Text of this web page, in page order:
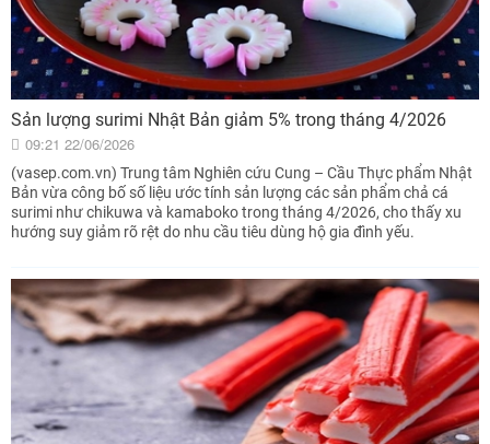
Sản lượng surimi Nhật Bản giảm 5% trong tháng 4/2026
09:21 22/06/2026
(vasep.com.vn) Trung tâm Nghiên cứu Cung – Cầu Thực phẩm Nhật
Bản vừa công bố số liệu ước tính sản lượng các sản phẩm chả cá
surimi như chikuwa và kamaboko trong tháng 4/2026, cho thấy xu
hướng suy giảm rõ rệt do nhu cầu tiêu dùng hộ gia đình yếu.